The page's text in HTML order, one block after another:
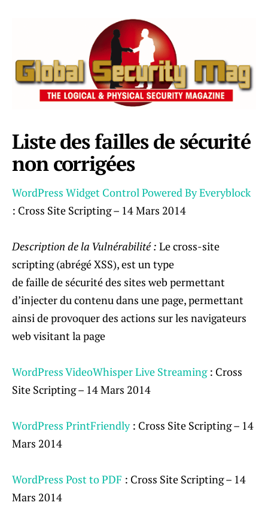
Liste des failles de sécurité
non corrigées
WordPress Widget Control Powered By Everyblock
: Cross Site Scripting – 14 Mars 2014
Description de la Vulnérabilité : Le cross-site
scripting (abrégé XSS), est un type
de faille de sécurité des sites web permettant
d’injecter du contenu dans une page, permettant
ainsi de provoquer des actions sur les navigateurs
web visitant la page
WordPress VideoWhisper Live Streaming: Cross
Site Scripting – 14 Mars 2014
WordPress PrintFriendly: Cross Site Scripting – 14
Mars 2014
WordPress Post to PDF : Cross Site Scripting – 14
Mars 2014